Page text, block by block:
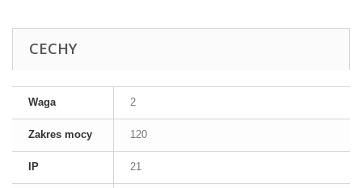
CECHY
Waga 2
Zakres mocy 120
IP 21